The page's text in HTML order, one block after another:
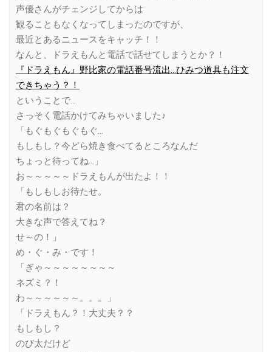
声優さんがチェンジしてからは
観ることもなくなってしまったのですが、
最近とあるニュースをキャッチ！！
なんと、ドラえもんと電話で話せてしまうとか？！
『ドラえもん』野比家の電話番号流出…ひみつ道具も注文
できちゃう？！
ということで…
さっそく電話かけてみちゃいました♪
「もぐもぐもぐもぐ…
もしもし？今どら焼き食べてるところなんだ
ちょっと待ってね…」
お～～～～～ドラえもんが出たよ！！
「もしもしお待たせ。
君の名前は？
大きな声で答えてね？
せ～の！」
め・ぐ・み・です！
「ぎゃ～～～～～～～～
ネズミ？！
わ～～～～～～。。。」
「ドラえもん？！大丈夫？？
もしもし？
のび太だけど